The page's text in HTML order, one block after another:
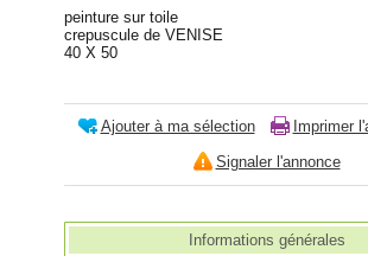
peinture sur toile
crepuscule de VENISE
40 X 50
Ajouter à ma sélection
Imprimer
Signaler l'annonce
Informations générales